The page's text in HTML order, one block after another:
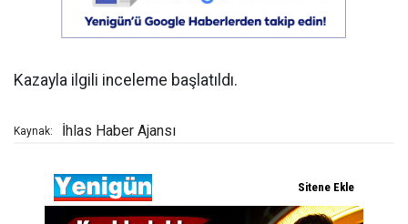
Kazayla ilgili inceleme başlatıldı.
Kaynak: İhlas Haber Ajansı